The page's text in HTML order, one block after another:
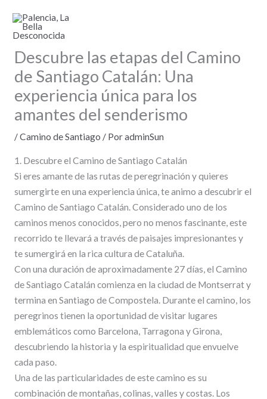
contenido
Descubre las etapas del Camino
de Santiago Catalán: Una
experiencia única para los
amantes del senderismo
/Camino de Santiago / PoradminSun
1. Descubre el Camino de Santiago Catalán
Si eres amante de las rutas de peregrinación y quieres
sumergirte en una experiencia única, te animo a descubrir el
Camino de Santiago Catalán. Considerado uno de los
caminos menos conocidos, pero no menos fascinante, este
recorrido te llevará a través de paisajes impresionantes y
te sumergirá en la rica cultura de Cataluña.
Con una duración de aproximadamente 27 días, el Camino
de Santiago Catalán comienza en la ciudad de Montserrat y
termina en Santiago de Compostela. Durante el camino, los
peregrinos tienen la oportunidad de visitar lugares
emblemáticos como Barcelona, Tarragona y Girona,
descubriendo la historia y la espiritualidad que envuelve
cada paso.
Una de las particularidades de este camino es su
combinación de montañas, colinas, valles y costas. Los